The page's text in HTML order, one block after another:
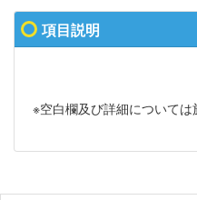
項目説明
※空白欄及び詳細について